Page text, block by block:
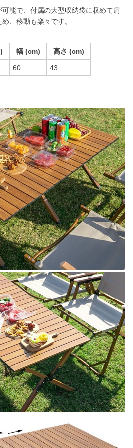
能で、付属の大型収納袋に収めて肩
、移動も楽々です。
幅 (cm) 高さ (cm)
60 43